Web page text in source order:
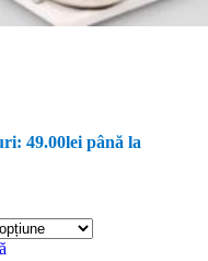
49.00lei până la